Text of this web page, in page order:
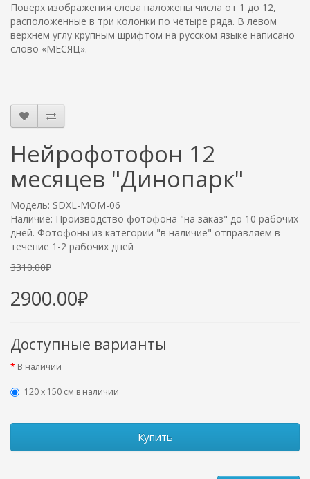
Поверх изображения слева наложены числа от 1 до 12,
расположенные в три колонки по четыре ряда. В левом
верхнем углу крупным шрифтом на русском языке написано
слово «МЕСЯЦ».
Нейрофотофон 12
месяцев "Динопарк"
Модель: SDXL-MOM-06
Наличие: Производство фотофона "на заказ" до 10 рабочих
дней. Фотофоны из категории "в наличие" отправляем в
течение 1-2 рабочих дней
3310.00₽
2900.00₽
Доступные варианты
В наличии
120 х 150 см в наличии
Купить